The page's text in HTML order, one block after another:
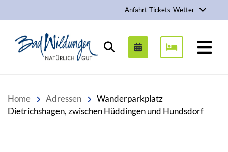
Anfahrt-Tickets-Wetter
Stadt Bad Wildungen
Suchen
Home Adressen
Wanderparkplatz
Dietrichshagen, zwischen Hüddingen und Hundsdorf